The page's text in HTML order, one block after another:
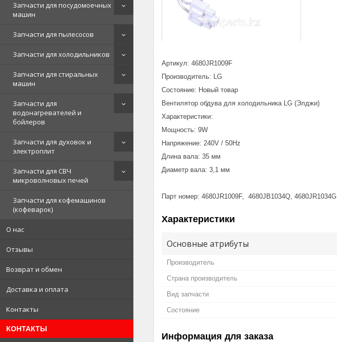
Запчасти для посудомоечных
машин
Запчасти для пылесосов
Запчасти для холодильников
Запчасти для стиральных
машин
Запчасти для
водонагревателей и
бойлеров
Запчасти для духовок и
электроплит
Запчасти для СВЧ
микроволновых печей
Запчасти для кофемашинов
(кофеварок)
О нас
Отзывы
Возврат и обмен
Доставка и оплата
Контакты
КОНТАКТЫ
Артикул: 4680JR1009F
Производитель: LG
Состояние: Новый товар
Вентилятор обдува для холодильника LG (Элджи)
Характеристики:
Мощность: 9W
Напряжение: 240V / 50Hz
Длина вала: 35 мм
Диаметр вала: 3,1 мм
Парт номер: 4680JR1009F, 4680JB1034Q, 4680JR1034G
Характеристики
Основные атрибуты
Производитель
Страна производитель
Вид запчасти
Состояние
Информация для заказа